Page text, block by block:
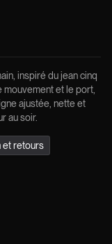
inspiré du jean cinq
et le port,
ajustée, nette et
au soir.
et retours